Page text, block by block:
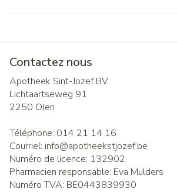
Contactez nous
Apotheek Sint-Jozef BV
Lichtaartseweg 91
2250 Olen
Téléphone: 014 21 14 16
Courriel: info@apotheekstjozef.be
Numéro de licence: 132902
Pharmacien responsable: Eva Mulders
Numéro TVA: BE0443839930